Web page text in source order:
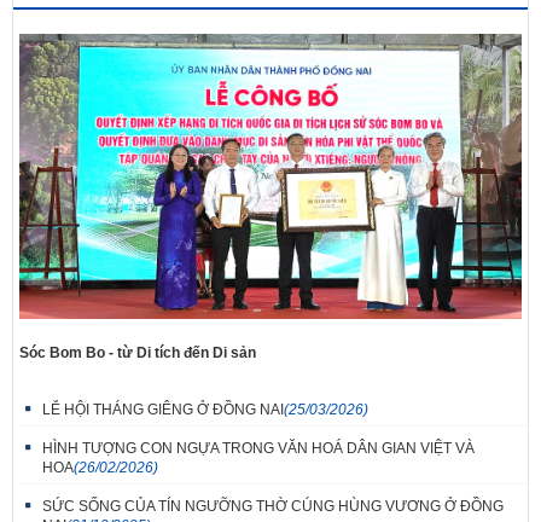
Sóc Bom Bo - từ Di tích đến Di sản
LỄ HỘI THÁNG GIÊNG Ở ĐỒNG NAI(25/03/2026)
HÌNH TƯỢNG CON NGỰA TRONG VĂN HOÁ DÂN GIAN VIỆT VÀ
HOA(26/02/2026)
SỨC SỐNG CỦA TÍN NGƯỠNG THỜ CÚNG HÙNG VƯƠNG Ở ĐỒNG